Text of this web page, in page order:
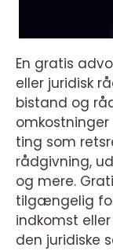
En gratis
eller juridisk
bistand og
ting som
rådgivning,
og mere.
tilgængelig
indkomst
den juridiske